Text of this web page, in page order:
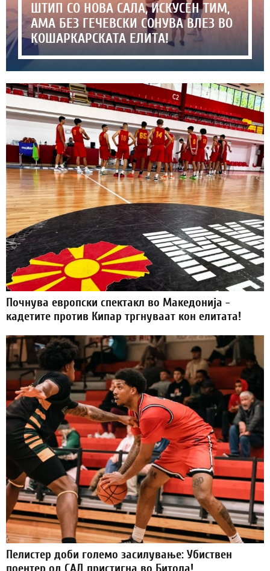
ШТИП СО НОВА САЛА, ИСКУСЕН ТИМ,
АМА БЕЗ ГЕЧЕВСКИ СОНУВА ВЛЕЗ ВО
КОШАРКАРСКАТА ЕЛИТА!
Почнува европски спектакл во Македонија -
кадетите против Кипар тргнуваат кон елитата!
Пелистер доби големо засилување: Убиствен